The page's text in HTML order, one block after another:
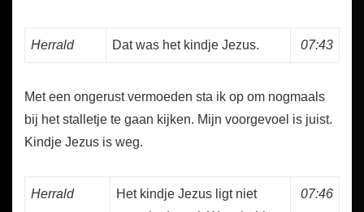
Herrald Dat was het kindje Jezus. 07:43
Met een ongerust vermoeden sta ik op om nogmaals
bij het stalletje te gaan kijken. Mijn voorgevoel is juist.
Kindje Jezus is weg.
Herrald
Het kindje Jezus ligt niet
07:46